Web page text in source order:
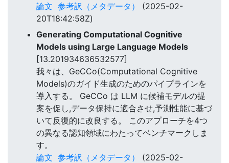
論文 参考訳（メタデータ）
(2025-02-
20T18:42:58Z)
Generating Computational Cognitive
Models using Large Language Models
[13.201934636532577]
我々は、GeCCo(Computational Cognitive
Models)のガイド生成のためのパイプラインを
導入する。 GeCCo は LLM に候補モデルの提
案を促し,データ保持に適合させ,予測性能に基づ
いて反復的に改良する。 このアプローチを4つ
の異なる認知領域にわたってベンチマークしま
す。
論文 参考訳（メタデータ）
(2025-02-